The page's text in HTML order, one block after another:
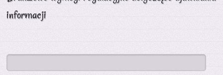
informacji